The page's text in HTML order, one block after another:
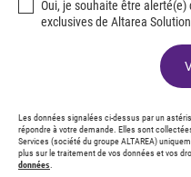
Oui, je souhaite être
exclusives de Altarea
Les données signalées ci-dessus par un
répondre à votre demande. Elles sont
Services (société du groupe ALTAREA)
plus sur le traitement de vos données et vos
données